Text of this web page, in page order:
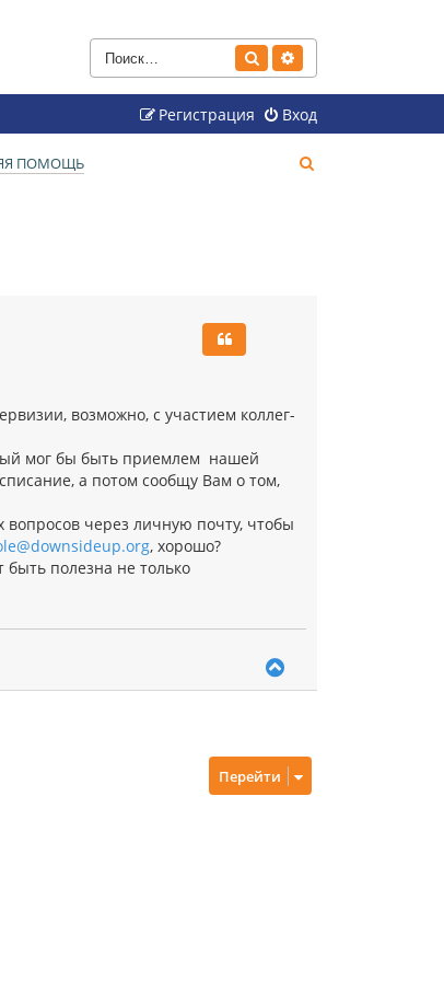
Поиск
Вход
Регистрация
ПОМОЩЬ
возможно, с участием коллег-
мог бы быть приемлем нашей
а потом сообщу Вам о том,
через личную почту, чтобы
, хорошо?
полезна не только
т
ь
с
Перейти